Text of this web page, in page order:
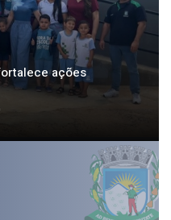
ações